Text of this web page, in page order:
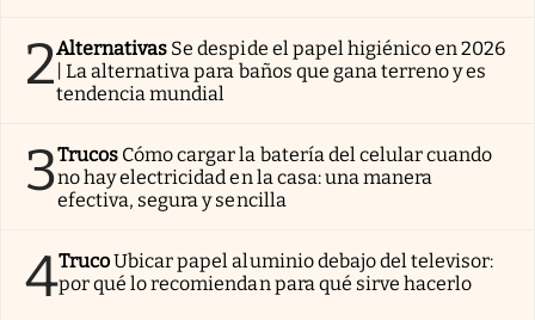
2Alternativas Se despide el papel higiénico en 2026
| La alternativa para baños que gana terreno y es
tendencia mundial
3Trucos Cómo cargar la batería del celular cuando
no hay electricidad en la casa: una manera
efectiva, segura y sencilla
4TrucoUbicar papel aluminio debajo del televisor:
por qué lo recomiendan para qué sirve hacerlo